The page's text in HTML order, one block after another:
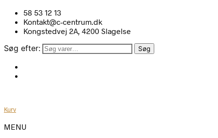
58 53 12 13
Kontakt@c-centrum.dk
Kongstedvej 2A, 4200 Slagelse
Søg efter: Søg
Kurv
MENU